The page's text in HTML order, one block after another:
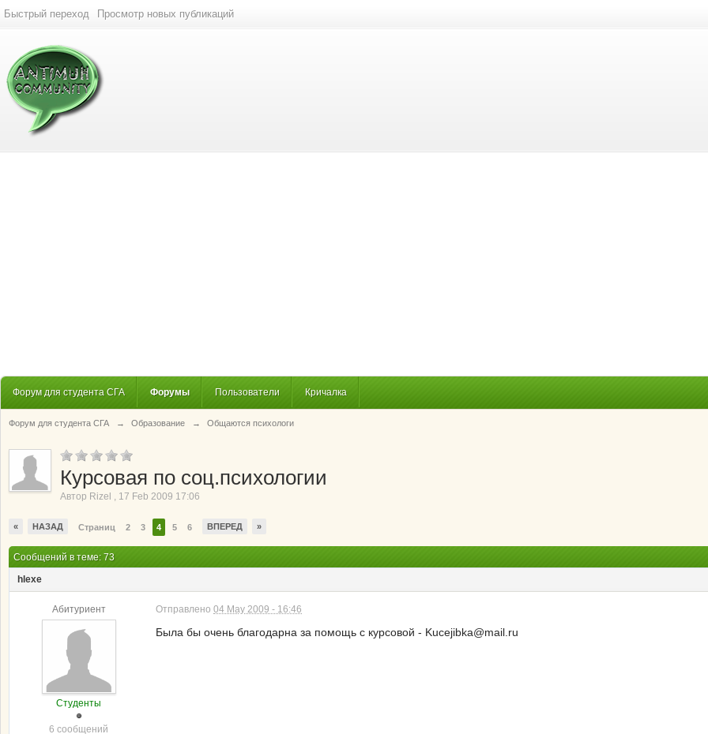
Быстрый переход Просмотр новых публикаций
Форум для студента СГА Форумы Пользователи Кричалка
Форум для студента СГА → Образование → Общаются психологи
Курсовая по соц.психологии
Автор Rizel , 17 Feb 2009 17:06
« НАЗАД Страниц 2 3 4 5 6 ВПЕРЕД »
Сообщений в теме: 73
hlexe
Абитуриент
Студенты
6 сообщений
Отправлено 04 May 2009 - 16:46
Была бы очень благодарна за помощь с курсовой - Kucejibka@mail.ru